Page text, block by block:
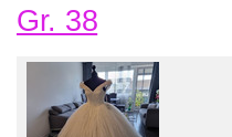
Gr. 38